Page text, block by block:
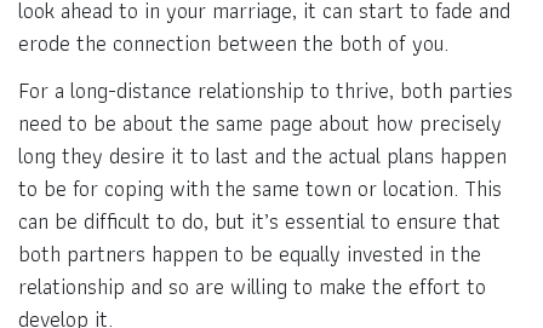
look ahead to in your marriage, it can start to fade and
erode the connection between the both of you.
For a long-distance relationship to thrive, both parties
need to be about the same page about how precisely
long they desire it to last and the actual plans happen
to be for coping with the same town or location. This
can be difficult to do, but it’s essential to ensure that
both partners happen to be equally invested in the
relationship and so are willing to make the effort to
develop it.